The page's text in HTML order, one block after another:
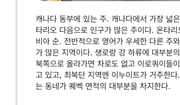
캐나다 동부에 있는 주. 캐나다에서 가장 넓
타리오 다음으로 인구가 많은 주이다. 온타
비아 순. 전반적으로 영어가 우세한 다른 주
가 많은 지역이다. 생로랑 강 하류에 대부분
북쪽으로 올라가면 차로도 없고 이로쿼이들
고 있고, 최북단 지역엔 이누이트가 거주한
는 동네가 퀘벡 면적의 대부분을 차지한다.